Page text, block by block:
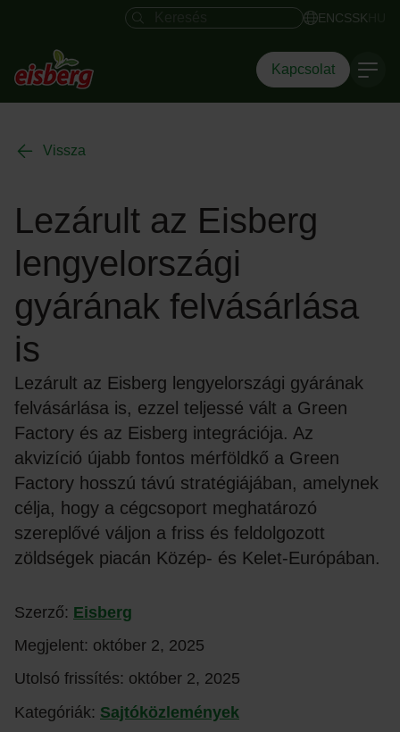
Keresés mező ENCSSK
Kapcsolat
Vissza
Lezárult az Eisberg
lengyelországi
gyárának felvásárlása
is
Lezárult az Eisberg lengyelországi gyárának
felvásárlása is, ezzel teljessé vált a Green
Factory és az Eisberg integrációja. Az
akvizíció újabb fontos mérföldkő a Green
Factory hosszú távú stratégiájában, amelynek
célja, hogy a cégcsoport meghatározó
szereplővé váljon a friss és feldolgozott
zöldségek piacán Közép- és Kelet-Európában.
Szerző: Eisberg
Megjelent: október 2, 2025
Utolsó frissítés: október 2, 2025
Kategóriák: Sajtóközlemények